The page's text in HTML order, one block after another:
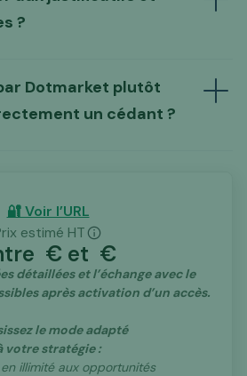
proposé par Dotmarket
?
un abonnement
le cadre de nos
Dotmarket plutôt
un cédant ?
tiers
dans les actifs
🔐 Voir l’URL
estimé HT
€ et €
détaillées et l’échange avec le
après activation d’un accès.
le mode adapté
votre stratégie :
illimité aux opportunités